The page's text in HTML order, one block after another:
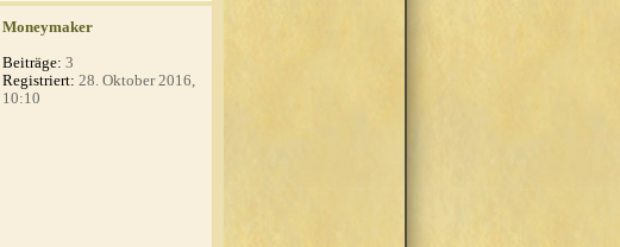
Moneymaker
Beiträge: 3
Registriert: 28. Oktober 2016,
10:10